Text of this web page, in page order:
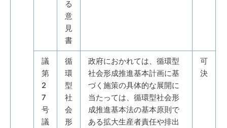
る
意
見
書
議
第
2
7
号
議
循
環
型
社
会
形
政府におかれては、循環型
社会形成推進基本計画に基
づく施策の具体的な展開に
当たっては、循環型社会形
成推進基本法の基本原則で
ある拡大生産者責任や排出
可
決